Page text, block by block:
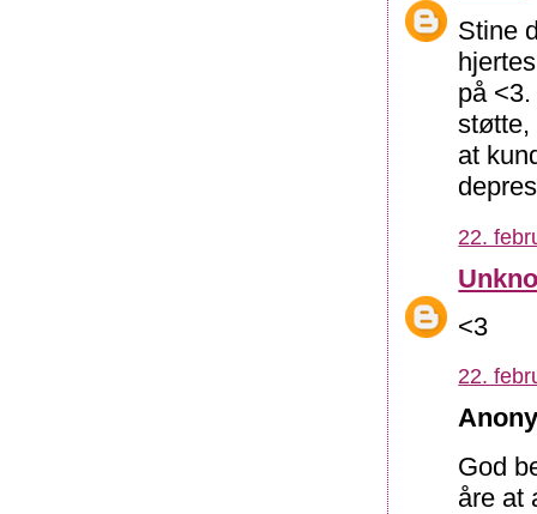
Stine
på
støtte,
at
22.
<3
22.
God
åre at